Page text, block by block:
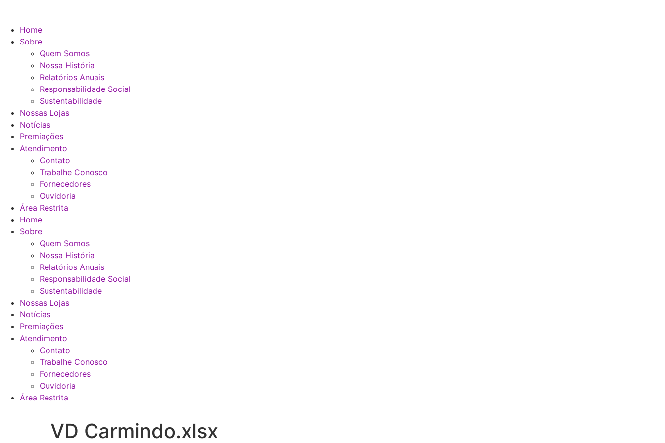
Home
Sobre
Quem Somos
Nossa História
Relatórios Anuais
Responsabilidade Social
Sustentabilidade
Nossas Lojas
Notícias
Premiações
Atendimento
Contato
Trabalhe Conosco
Fornecedores
Ouvidoria
Área Restrita
Home
Sobre
Quem Somos
Nossa História
Relatórios Anuais
Responsabilidade Social
Sustentabilidade
Nossas Lojas
Notícias
Premiações
Atendimento
Contato
Trabalhe Conosco
Fornecedores
Ouvidoria
Área Restrita
VD Carmindo.xlsx